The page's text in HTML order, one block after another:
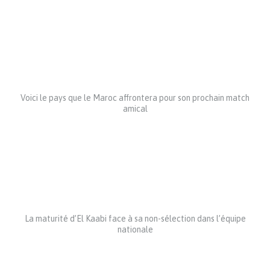
Voici le pays que le Maroc affrontera pour son prochain match
amical
La maturité d’El Kaabi face à sa non-sélection dans l’équipe
nationale